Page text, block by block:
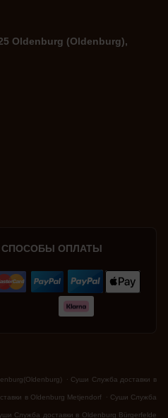
Oldenburg (Oldenburg),
ОПЛАТЫ
. Суши Служба доставки в
в Oldenburg Metjendorf . Суши Служба
Служба доставки в Oldenburg Bürgerfelde